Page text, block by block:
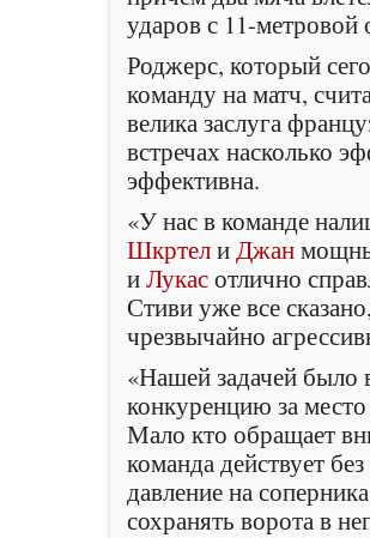
ударов с 11-метровой
Роджерс, который
команду на матч,
велика заслуга
встречах насколько
эффективна.
«У нас в команде
Шкртели Джан
иЛукасотлично
Стиви уже все
чрезвычайно
«Нашей задачей было
конкуренцию за
Мало кто обращает
команда действует
давление на
сохранять ворота в